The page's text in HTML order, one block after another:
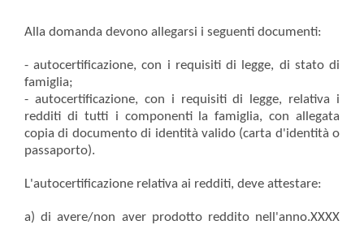
Alla domanda devono allegarsi i seguenti documenti:
- autocertificazione, con i requisiti di legge, di stato di
famiglia;
- autocertificazione, con i requisiti di legge, relativa i
redditi di tutti i componenti la famiglia, con allegata
copia di documento di identità valido (carta d'identità o
passaporto).
L'autocertificazione relativa ai redditi, deve attestare:
a) di avere/non aver prodotto reddito nell'anno.XXXX